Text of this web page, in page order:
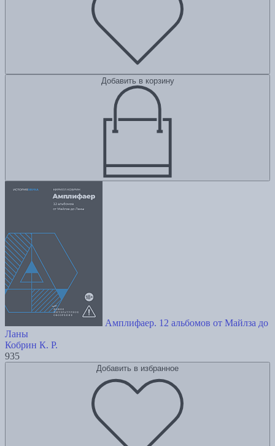
Добавить в корзину
Амплифаер. 12 альбомов от Майлза до
Ланы
Кобрин К. Р.
935
Добавить в избранное